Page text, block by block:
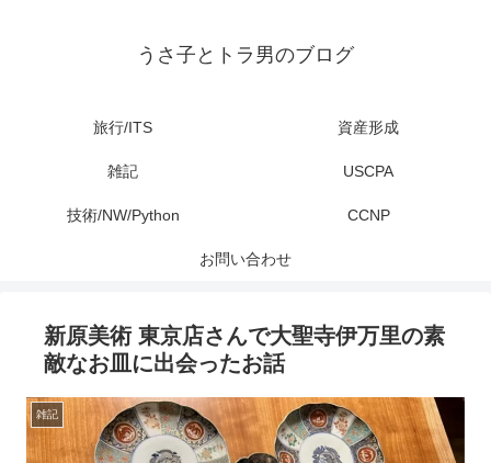
うさ子とトラ男のブログ
旅行/ITS 資産形成
雑記 USCPA
技術/NW/Python CCNP
お問い合わせ
新原美術 東京店さんで大聖寺伊万里の素
敵なお皿に出会ったお話
雑記